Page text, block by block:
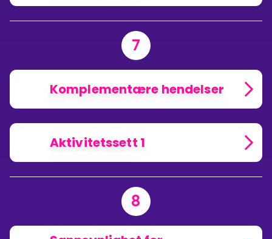
7
Komplementære hendelser
Aktivitetssett 1
8